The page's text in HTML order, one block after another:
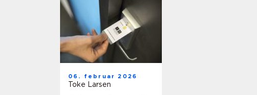
06. februar 2026
Toke Larsen